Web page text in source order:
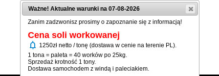
(+48) 12 333 73 21
Ważne! Aktualne warunki na 07-08-2026
Zanim zadzwonisz prosimy o zapoznanie się z informacją!
Cena soli workowanej
notifications 1250zł netto / tonę (dostawa w cenie na terenie PL).
1 tona = paleta = 40 worków po 25kg.
Sprzedaż krotność 1 tony.
Dostawa samochodem z windą i paleciakiem.